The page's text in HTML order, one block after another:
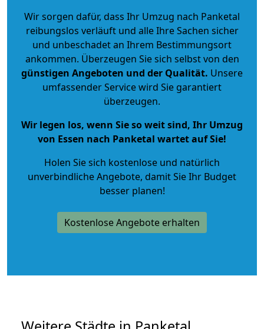
Wir sorgen dafür, dass Ihr Umzug nach Panketal
reibungslos verläuft und alle Ihre Sachen sicher
und unbeschadet an Ihrem Bestimmungsort
ankommen. Überzeugen Sie sich selbst von den
günstigen Angeboten und der Qualität. Unsere
umfassender Service wird Sie garantiert
überzeugen.
Wir legen los, wenn Sie so weit sind, Ihr Umzug
von Essen nach Panketal wartet auf Sie!
Holen Sie sich kostenlose und natürlich
unverbindliche Angebote, damit Sie Ihr Budget
besser planen!
Kostenlose Angebote erhalten